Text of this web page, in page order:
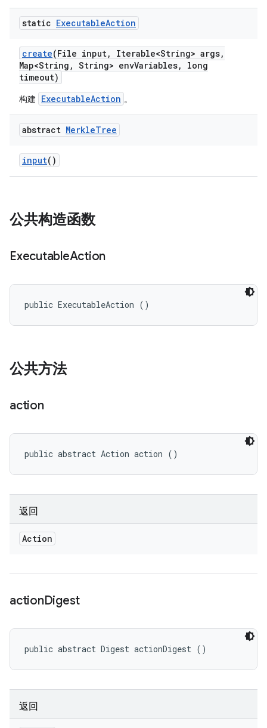
static ExecutableAction
create(File input, Iterable<String> args,
Map<String , String> envVariables,
long
timeout)
构建 ExecutableAction 。
abstract MerkleTree
input()
公共构造函数
ExecutableAction
public ExecutableAction ()
公共方法
action
public abstract Action action ()
返回
Action
actionDigest
public abstract Digest actionDigest ()
返回